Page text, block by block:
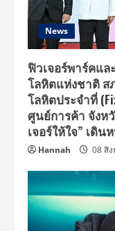
News
ฟิวเจอร์พาร์คแล
โลหิตแห่งชาติ ส
โลหิตประจำที่
ศูนย์การค้า จังห
เจอร์ให้ใจ” เดิ
Hannah 08 สิ